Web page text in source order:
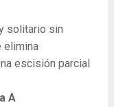
solitario sin
elimina
escisión parcial
A